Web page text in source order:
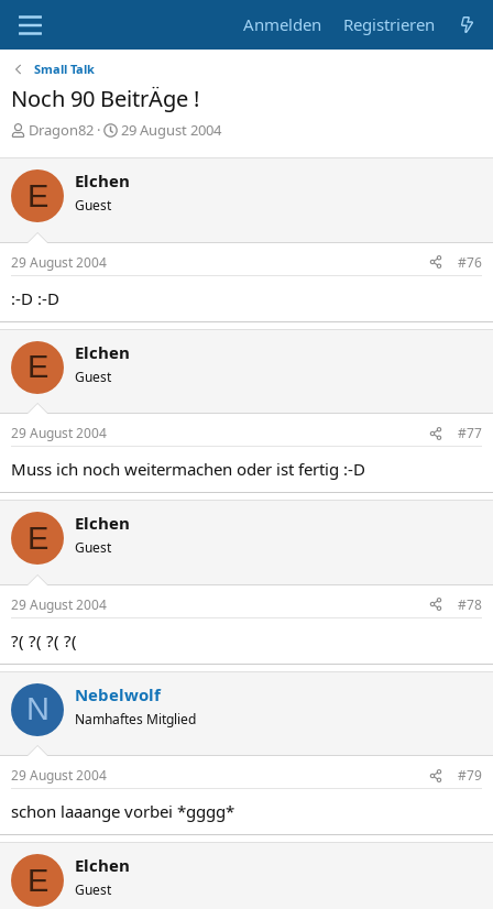
Anmelden Registrieren
Small Talk
Noch 90 BeitrÄge !
E
s
t
e
l
l
e
Dragon82
E
t
l
29 August 2004
E Elchen
Guest
29 August 2004 #76
:-D :-D
E Elchen
Guest
29 August 2004 #77
Muss ich noch weitermachen oder ist fertig :-D
E Elchen
Guest
29 August 2004 #78
?( ?( ?( ?(
N Nebelwolf
Namhaftes Mitglied
29 August 2004 #79
schon laaange vorbei *gggg*
E Elchen
Guest